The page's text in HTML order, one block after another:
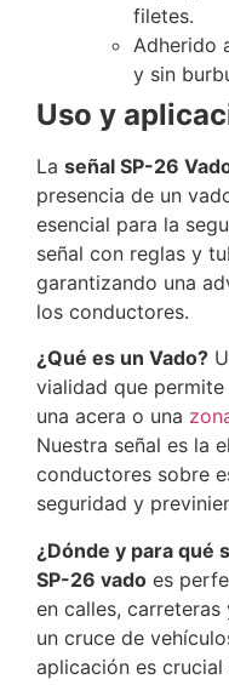
filetes.
Adherido
y sin
Uso y
La señal SP-26
presencia de un
esencial para la
señal con reglas y
garantizando una
los conductores.
¿Qué es un Vado?
vialidad que
una acera o una
Nuestra señal es la
conductores sobre
seguridad y
¿Dónde y para qué
SP-26 vado es
en calles,
un cruce de
aplicación es